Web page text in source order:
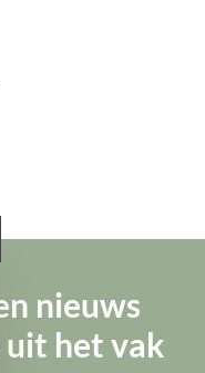
nieuws
uit het vak